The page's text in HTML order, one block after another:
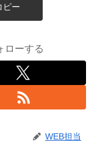
ピー
ローする
WEB担当